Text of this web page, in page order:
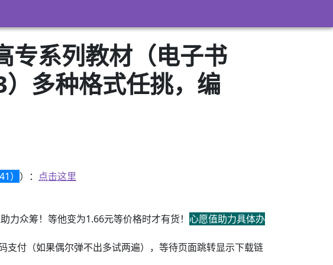
专系列教材（电子书
多种格式任挑，编
） ）： 点击这里
力众筹！等他变为1.66元等价格时才有货！ 心愿值助力具体办
支付（如果偶尔弹不出多试两遍），等待页面跳转显示下载链